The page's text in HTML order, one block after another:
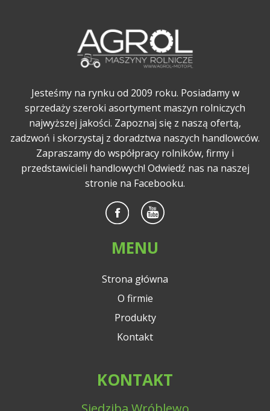
Jesteśmy na rynku od 2009 roku. Posiadamy w
sprzedaży szeroki asortyment maszyn rolniczych
najwyższej jakości. Zapoznaj się z naszą ofertą,
zadzwoń i skorzystaj z doradztwa naszych handlowców.
Zapraszamy do współpracy rolników, firmy i
przedstawicieli handlowych! Odwiedź nas na naszej
stronie na Facebooku.
MENU
Strona główna
O firmie
Produkty
Kontakt
KONTAKT